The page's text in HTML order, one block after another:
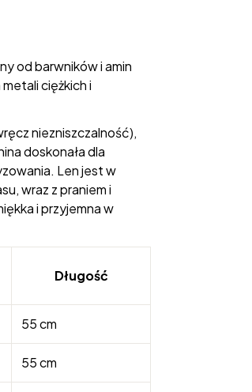
od barwników i amin
ciężkich i
niezniszczalność),
doskonała dla
Len jest w
wraz z praniem i
i przyjemna w
Długość
55 cm
55 cm